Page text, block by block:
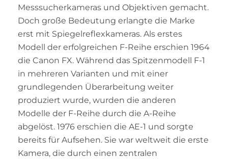
Messsucherkameras und Objektiven gemacht.
Doch große Bedeutung erlangte die Marke
erst mit Spiegelreflexkameras. Als erstes
Modell der erfolgreichen F-Reihe erschien 1964
die Canon FX. Während das Spitzenmodell F-1
in mehreren Varianten und mit einer
grundlegenden Überarbeitung weiter
produziert wurde, wurden die anderen
Modelle der F-Reihe durch die A-Reihe
abgelöst. 1976 erschien die AE-1 und sorgte
bereits für Aufsehen. Sie war weltweit die erste
Kamera, die durch einen zentralen